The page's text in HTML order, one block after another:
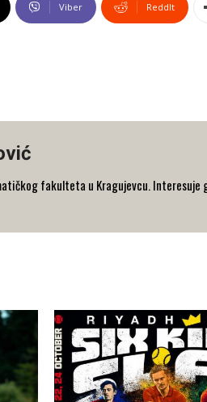
Viber ReddIt
fakulteta u Kragujevcu. Interesuje